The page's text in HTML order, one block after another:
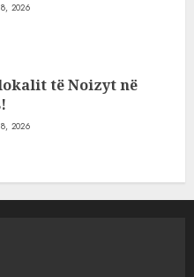
2026
të Noizyt në
2026